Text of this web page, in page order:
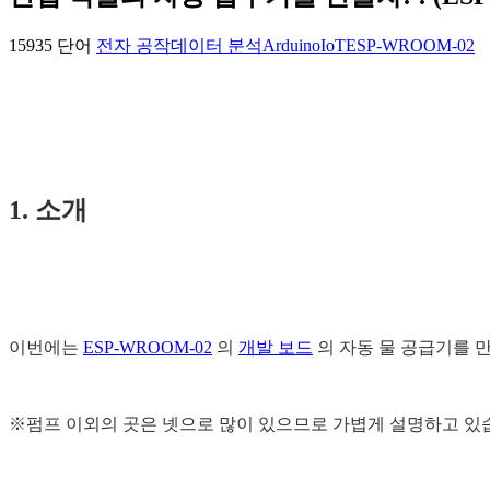
15935 단어 전자 공작데이터 분석ArduinoIoTESP-WROOM-02
1. 소개
이번에는 ESP-WROOM-02 의 개발 보드 의 자동 물 공급기를
※펌프 이외의 곳은 넷으로 많이 있으므로 가볍게 설명하고 있